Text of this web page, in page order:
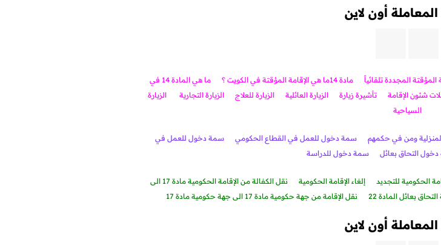
أون لاين
المؤقتة المجددة تلقائياً مادة 14 ما هي الإقامة المؤقتة في الكويت ؟
ما هي المادة 14 في
شئون الإقامة تأشيرة زيارة الزيارة العائلية الزيارة للعلاج الزيارة التجارية
الزيارة
السياحية
ومن في حكمهم سمة دخول للعمل في القطاع الحكومي
سمة دخول للعمل في
التحاق بعائل سمة دخول للدراسة
الحكومية للتجديد إلغاء الإقامة الحكومية
نقل الكفالة من الإقامة الحكومية مادة 17 الى
نقل الإقامة من جهة حكومية مادة 17 الى جهة حكومية مادة 17
أون لاين